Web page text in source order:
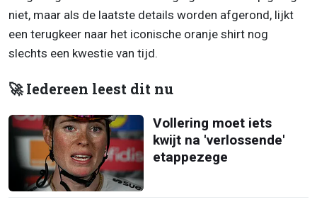
niet, maar als de laatste details worden afgerond, lijkt
een terugkeer naar het iconische oranje shirt nog
slechts een kwestie van tijd.
🚀 Iedereen leest dit nu
Vollering moet iets
kwijt na 'verlossende'
etappezege